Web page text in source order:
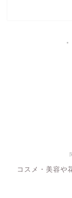
コスメ・美容や